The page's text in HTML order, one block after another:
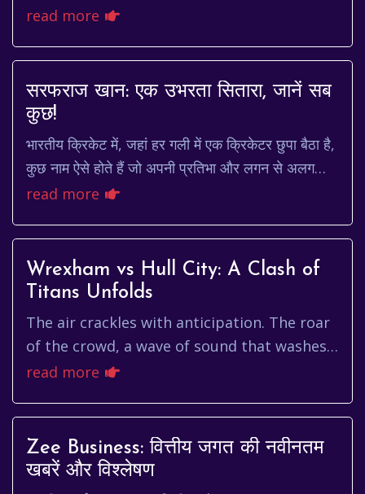
है। इस खेल में कई खिलाड़ी अपन...
read more
सरफराज खान: एक उभरता सितारा, जानें सब
कुछ!
भारतीय क्रिकेट में, जहां हर गली में एक क्रिकेटर छुपा बैठा है,
कुछ नाम ऐसे होते हैं जो अपनी प्रतिभा और लगन से अलग
चमकते हैं। सरफराज खान एक ऐसा ही नाम ह...
read more
Wrexham vs Hull City: A Clash of
Titans Unfolds
The air crackles with anticipation. The roar
of the crowd, a wave of sound that washes
over you, both invigorating and slightly
read more
Zee Business: वित्तीय जगत की नवीनतम
खबरें और विश्लेषण